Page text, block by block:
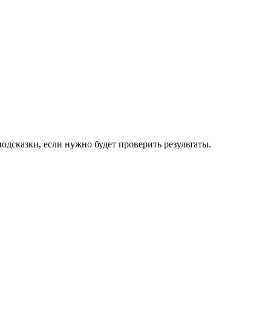
если нужно будет проверить результаты.